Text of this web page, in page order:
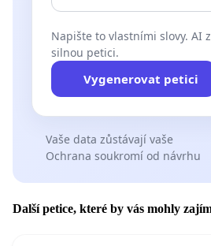
Napište to vlastními slovy. AI
silnou petici.
Vygenerovat petici
Vaše data zůstávají vaše
Ochrana soukromí od návrhu
Další petice, které by vás mohly